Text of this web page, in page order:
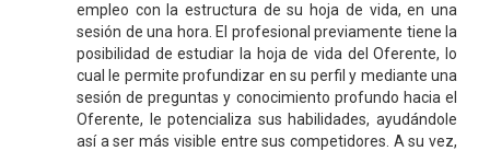
empleo con la estructura de su hoja de vida, en una
sesión de una hora. El profesional previamente tiene la
posibilidad de estudiar la hoja de vida del Oferente, lo
cual le permite profundizar en su perfil y mediante una
sesión de preguntas y conocimiento profundo hacia el
Oferente, le potencializa sus habilidades, ayudándole
así a ser más visible entre sus competidores. A su vez,